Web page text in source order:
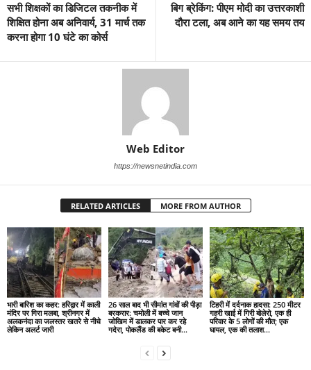
सभी शिक्षकों का डिजिटल तकनीक में
शिक्षित होना अब अनिवार्य, 31 मार्च तक
करना होगा 10 घंटे का कोर्स
बिग ब्रेकिंग: पीएम मोदी का उत्तरकाशी
दौरा टला, अब आने का यह समय तय
Web Editor
https://newsnetindia.com
RELATED ARTICLES MORE FROM AUTHOR
भारी बारिश का कहर: हरिद्वार में काली
मंदिर पर गिरा मलबा, श्रीनगर में
अलकनंदा का जलस्तर खतरे से नीचे
लेकिन अलर्ट जारी
26 साल बाद भी सीमांत गांवों की पीड़ा
बरकरार: चमोली में बच्चे जान
जोखिम में डालकर पार कर रहे
गदेरा, पोकलैंड की बकेट बनी...
टिहरी में दर्दनाक हादसा: 250 मीटर
गहरी खाई में गिरी बोलेरो, एक ही
परिवार के 5 लोगों की मौत; एक
घायल, एक की तलाश...